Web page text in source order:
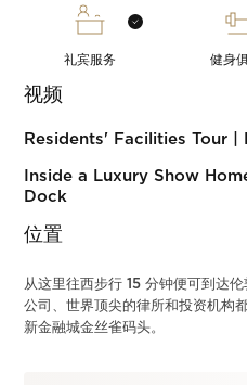
礼宾服务 健身
视频
Residents' Facilities Tour |
Inside a Luxury Show
Dock
位置
从这里往西步行 15 分钟便可到达
公司、世界顶尖的律所和投资机构
新金融城金丝雀码头。